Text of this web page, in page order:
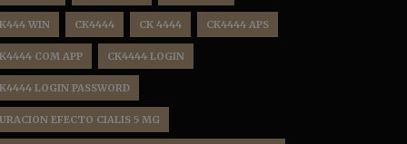
WIN CK4444 CK 4444 CK4444 APS
COM APP CK4444 LOGIN
LOGIN PASSWORD
EFECTO CIALIS 5 MG